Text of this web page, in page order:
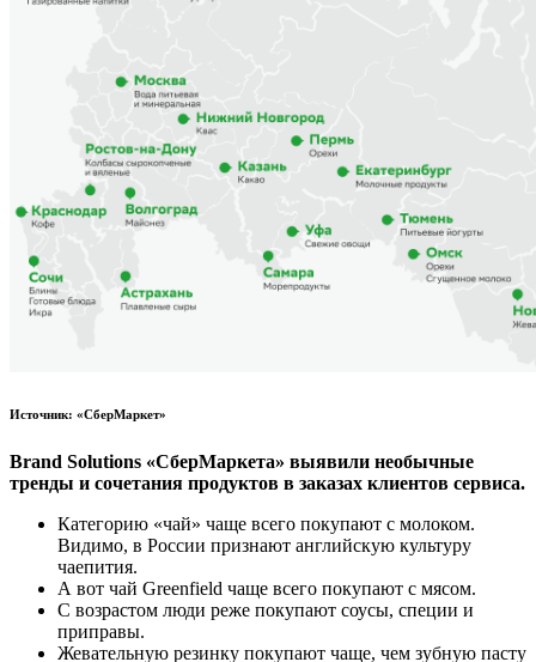
Источник: «СберМаркет»
Brand Solutions «СберМаркета» выявили необычные
тренды и сочетания продуктов в заказах клиентов сервиса.
Категорию «чай» чаще всего покупают с молоком.
Видимо, в России признают английскую культуру
чаепития.
А вот чай Greenfield чаще всего покупают с мясом.
С возрастом люди реже покупают соусы, специи и
приправы.
Жевательную резинку покупают чаще, чем зубную пасту